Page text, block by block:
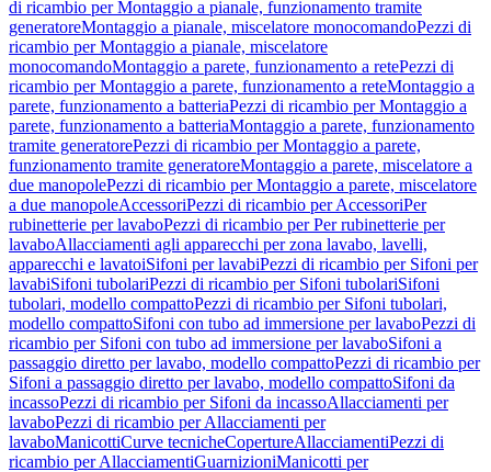
di ricambio per Montaggio a pianale, funzionamento tramite
generatoreMontaggio a pianale, miscelatore monocomandoPezzi di
ricambio per Montaggio a pianale, miscelatore
monocomandoMontaggio a parete, funzionamento a retePezzi di
ricambio per Montaggio a parete, funzionamento a reteMontaggio a
parete, funzionamento a batteriaPezzi di ricambio per Montaggio a
parete, funzionamento a batteriaMontaggio a parete, funzionamento
tramite generatorePezzi di ricambio per Montaggio a parete,
funzionamento tramite generatoreMontaggio a parete, miscelatore a
due manopolePezzi di ricambio per Montaggio a parete, miscelatore
a due manopoleAccessoriPezzi di ricambio per AccessoriPer
rubinetterie per lavaboPezzi di ricambio per Per rubinetterie per
lavaboAllacciamenti agli apparecchi per zona lavabo, lavelli,
apparecchi e lavatoiSifoni per lavabiPezzi di ricambio per Sifoni per
lavabiSifoni tubolariPezzi di ricambio per Sifoni tubolariSifoni
tubolari, modello compattoPezzi di ricambio per Sifoni tubolari,
modello compattoSifoni con tubo ad immersione per lavaboPezzi di
ricambio per Sifoni con tubo ad immersione per lavaboSifoni a
passaggio diretto per lavabo, modello compattoPezzi di ricambio per
Sifoni a passaggio diretto per lavabo, modello compattoSifoni da
incassoPezzi di ricambio per Sifoni da incassoAllacciamenti per
lavaboPezzi di ricambio per Allacciamenti per
lavaboManicottiCurve tecnicheCopertureAllacciamentiPezzi di
ricambio per AllacciamentiGuarnizioniManicotti per